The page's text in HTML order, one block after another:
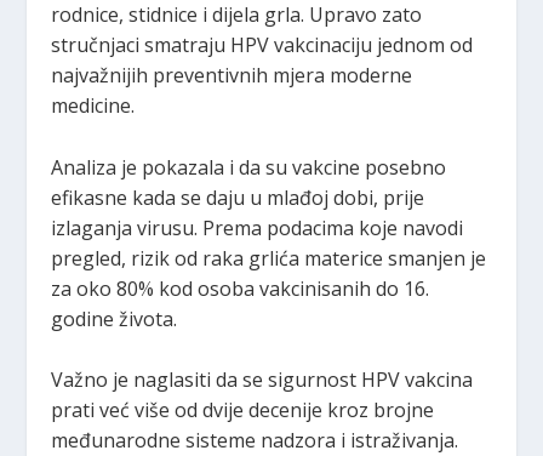
rodnice, stidnice i dijela grla. Upravo zato
stručnjaci smatraju HPV vakcinaciju jednom od
najvažnijih preventivnih mjera moderne
medicine.
Analiza je pokazala i da su vakcine posebno
efikasne kada se daju u mlađoj dobi, prije
izlaganja virusu. Prema podacima koje navodi
pregled, rizik od raka grlića materice smanjen je
za oko 80% kod osoba vakcinisanih do 16.
godine života.
Važno je naglasiti da se sigurnost HPV vakcina
prati već više od dvije decenije kroz brojne
međunarodne sisteme nadzora i istraživanja.